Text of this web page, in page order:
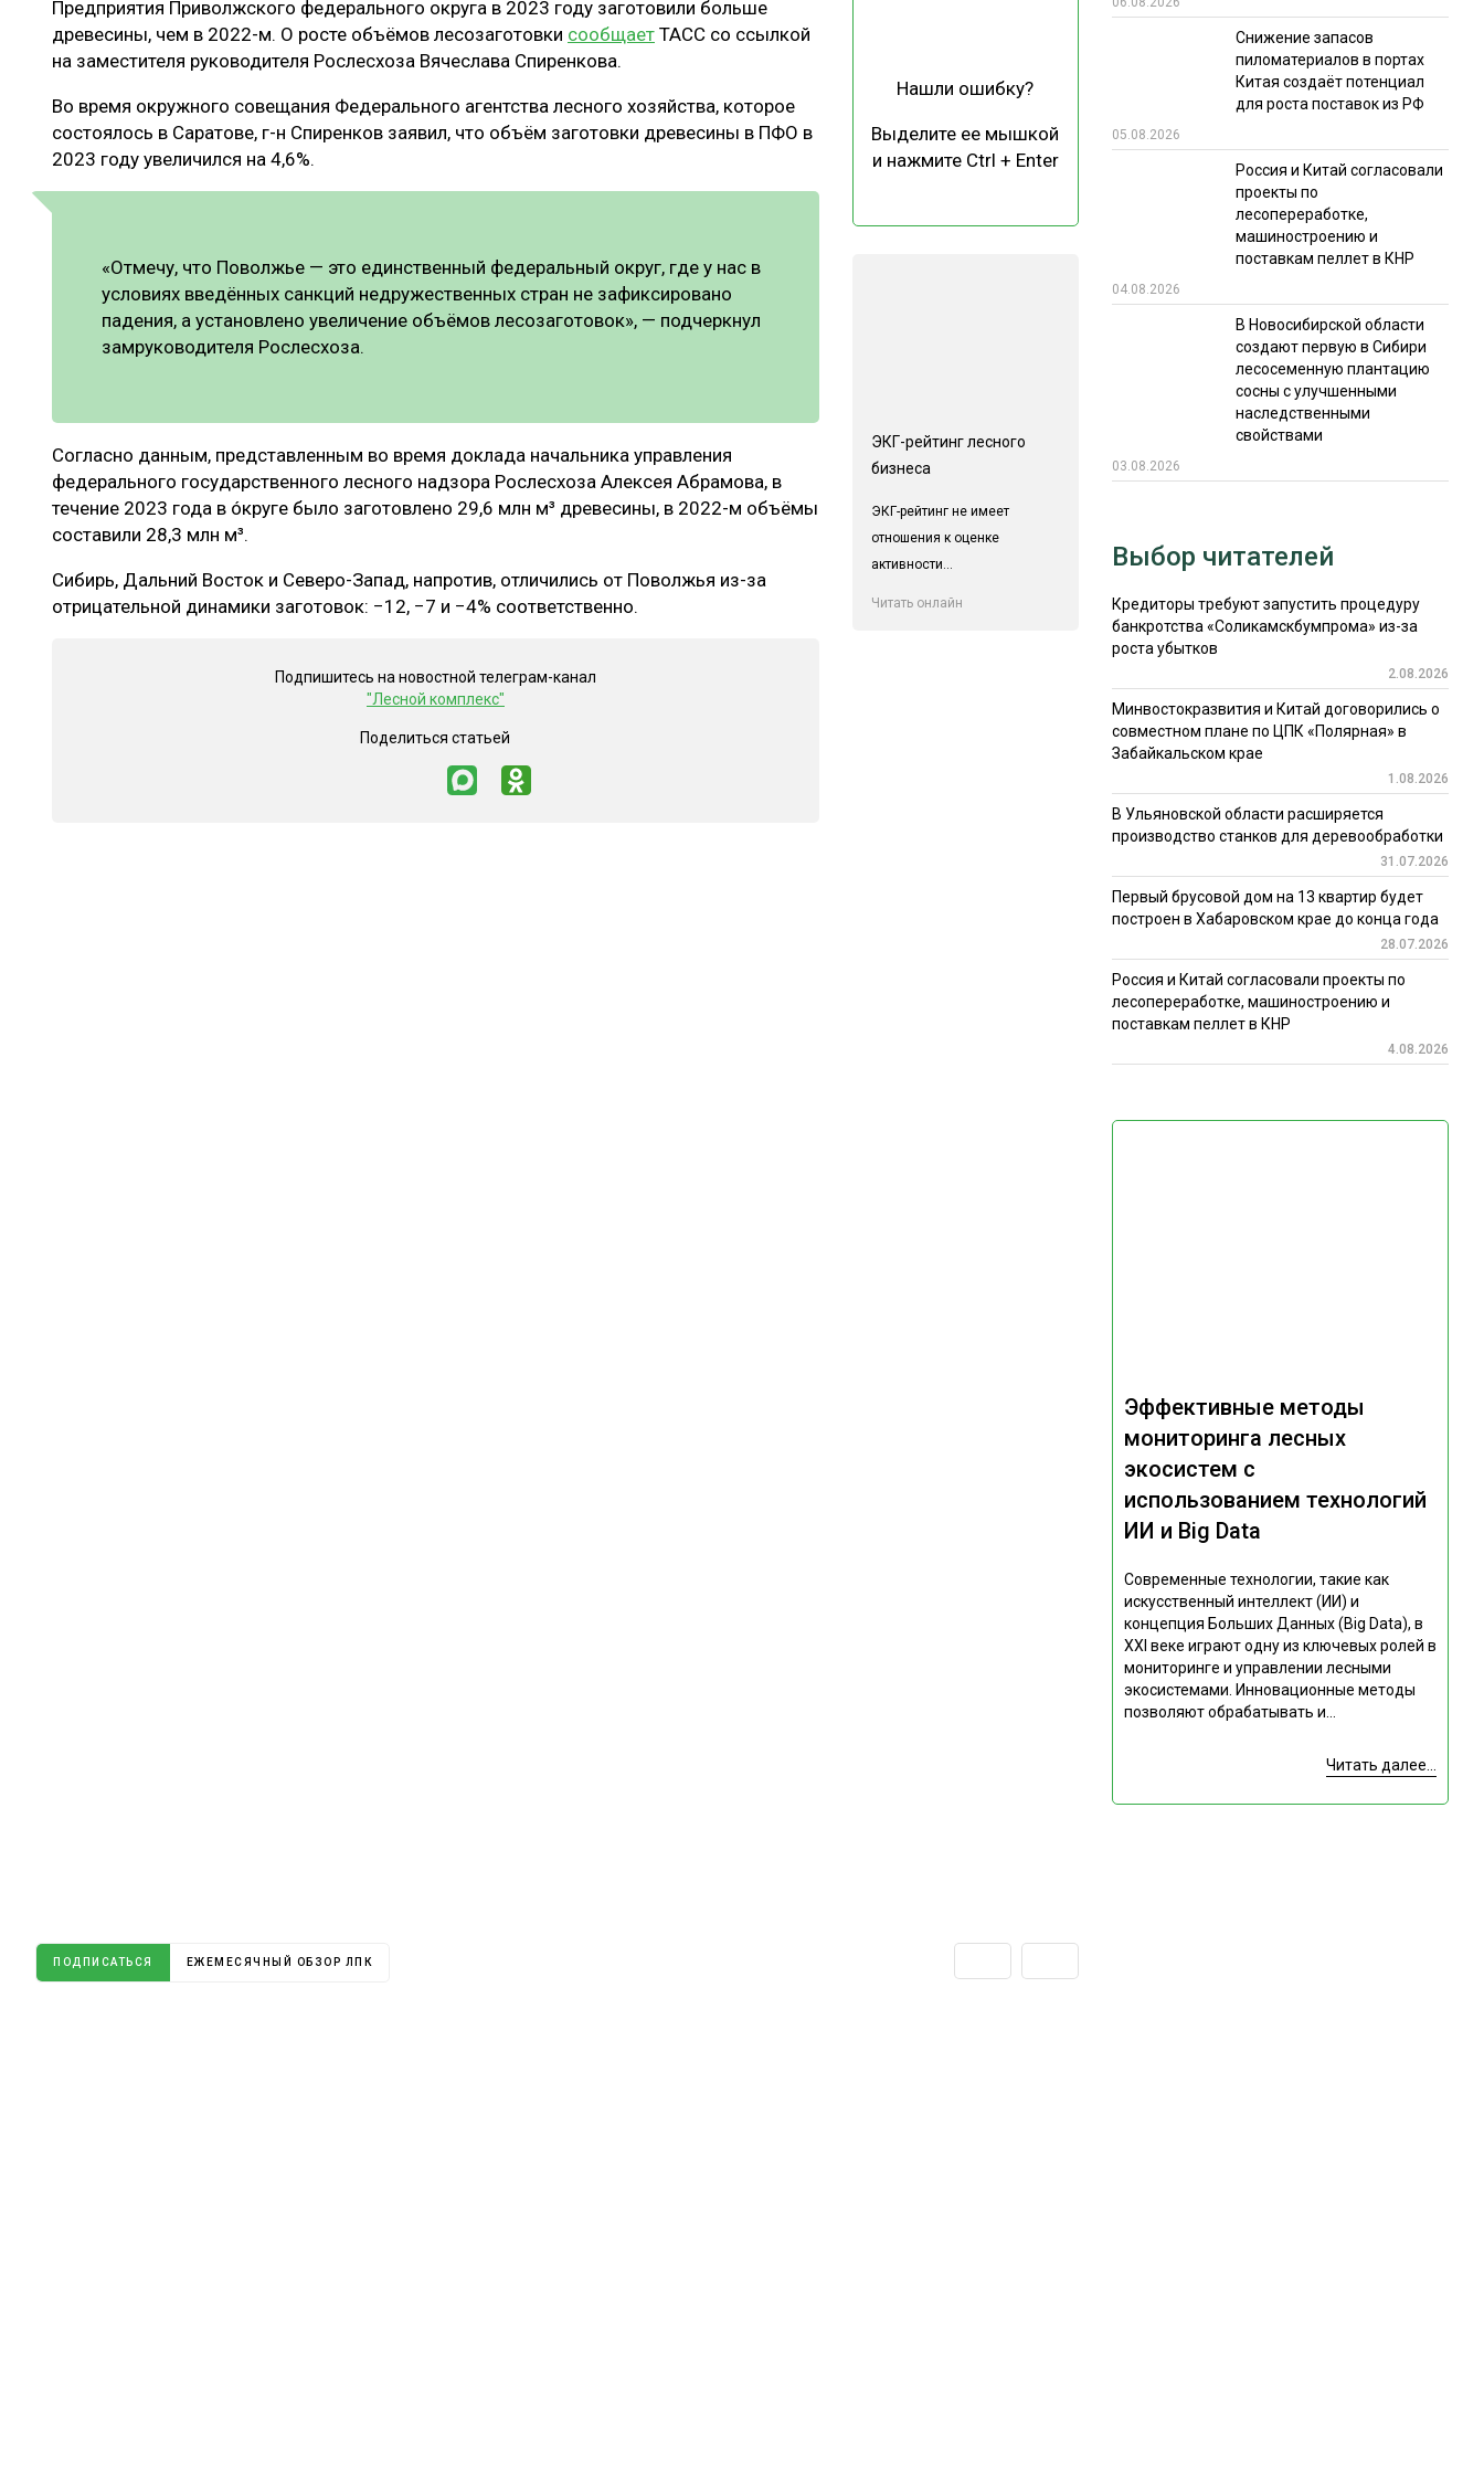
ЛЕСОВОССТАНОВЛЕНИЕ И ЗАЩИТА
ЦБП
СУШКА ДРЕВЕСИНЫ
МЕБЕЛЬНОЕ ПРОИЗВОДСТВО
РЫНОК
ОТРАСЛЕВАЯ ДИСКУССИЯ
ИТОГИ МЕРОПРИЯТИЙ
Предприятия Приволжского федерального округа в 2023 году заготовили больше
древесины, чем в 2022-м. О росте объёмов лесозаготовки сообщает ТАСС со ссылкой
на заместителя руководителя Рослесхоза Вячеслава Спиренкова.
Во время окружного совещания Федерального агентства лесного хозяйства, которое
состоялось в Саратове, г-н Спиренков заявил, что объём заготовки древесины в ПФО в
2023 году увеличился на 4,6%.
«Отмечу, что Поволжье — это единственный федеральный округ, где у нас в
условиях введённых санкций недружественных стран не зафиксировано
падения, а установлено увеличение объёмов лесозаготовок», — подчеркнул
замруководителя Рослесхоза.
Согласно данным, представленным во время доклада начальника управления
федерального государственного лесного надзора Рослесхоза Алексея Абрамова, в
течение 2023 года в óкруге было заготовлено 29,6 млн м³ древесины, в 2022-м объёмы
составили 28,3 млн м³.
Сибирь, Дальний Восток и Северо-Запад, напротив, отличились от Поволжья из-за
отрицательной динамики заготовок: −12, −7 и −4% соответственно.
Подпишитесь на новостной телеграм-канал
"Лесной комплекс"
Поделиться статьей
Нашли ошибку?
Выделите ее мышкой
и нажмите Ctrl + Enter
ЭКГ-рейтинг лесного
бизнеса
ЭКГ-рейтинг не имеет
отношения к оценке
активности...
Читать онлайн
Снижение запасов
пиломатериалов в портах
Китая создаёт потенциал
для роста поставок из РФ
05.08.2026
Россия и Китай согласовали
проекты по
лесопереработке,
машиностроению и
поставкам пеллет в КНР
04.08.2026
В Новосибирской области
создают первую в Сибири
лесосеменную плантацию
сосны с улучшенными
наследственными
свойствами
03.08.2026
Эффективные методы
мониторинга лесных
экосистем с
использованием технологий
ИИ и Big Data
Современные технологии, такие как
искусственный интеллект (ИИ) и
концепция Больших Данных (Big Data), в
XXI веке играют одну из ключевых ролей в
мониторинге и управлении лесными
экосистемами. Инновационные методы
позволяют обрабатывать и...
Читать далее...
ПОДПИСАТЬСЯ ЕЖЕМЕСЯЧНЫЙ ОБЗОР ЛПК
Выбор читателей
Кредиторы требуют запустить процедуру
банкротства «Соликамскбумпрома» из-за
роста убытков
2.08.2026
Минвостокразвития и Китай договорились о
совместном плане по ЦПК «Полярная» в
Забайкальском крае
1.08.2026
В Ульяновской области расширяется
производство станков для деревообработки
31.07.2026
Первый брусовой дом на 13 квартир будет
построен в Хабаровском крае до конца года
28.07.2026
Россия и Китай согласовали проекты по
лесопереработке, машиностроению и
поставкам пеллет в КНР
4.08.2026